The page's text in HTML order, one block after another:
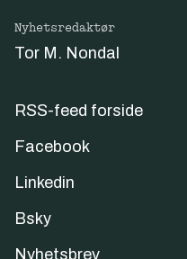
Nyhetsredaktør
Tor M. Nondal
RSS-feed forside
Facebook
Linkedin
Bsky
Nyhetsbrev